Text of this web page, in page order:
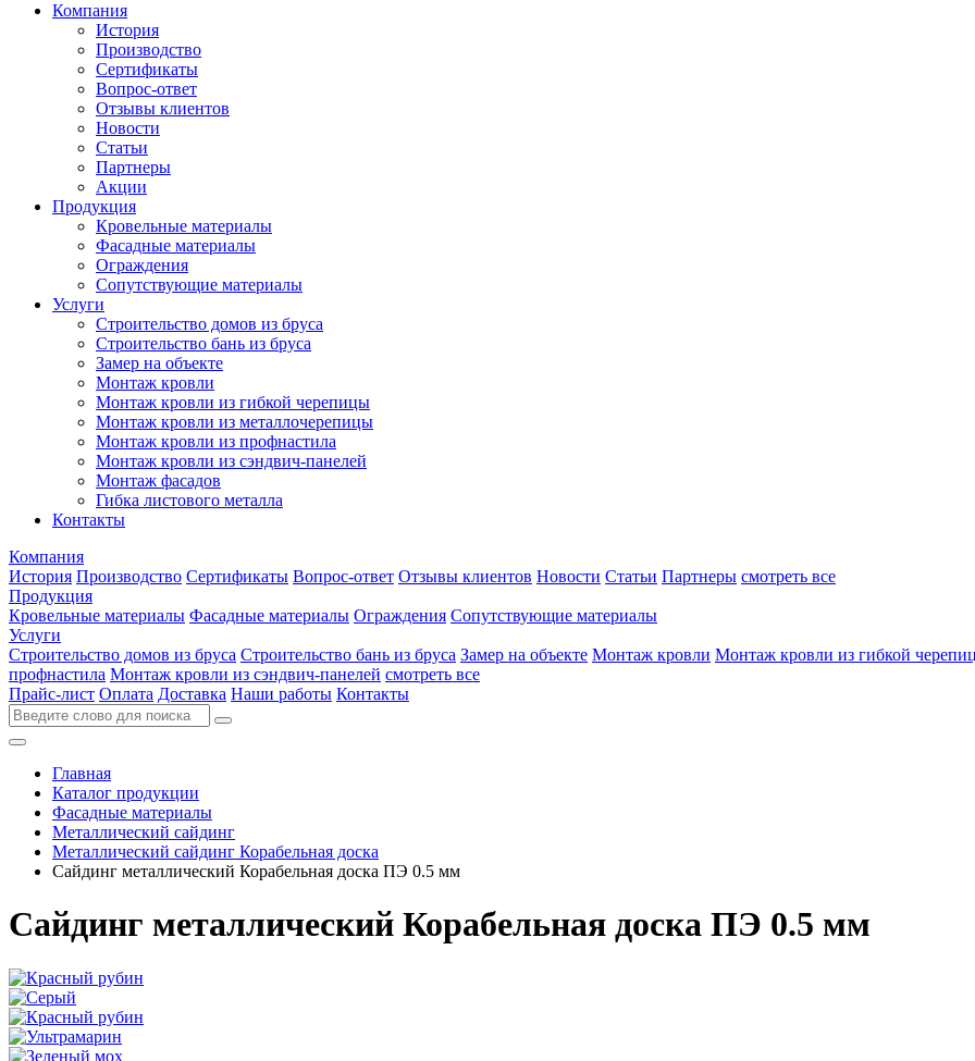
Компания
История
Производство
Сертификаты
Вопрос-ответ
Отзывы клиентов
Новости
Статьи
Партнеры
Акции
Продукция
Кровельные материалы
Фасадные материалы
Ограждения
Сопутствующие материалы
Услуги
Строительство домов из бруса
Строительство бань из бруса
Замер на объекте
Монтаж кровли
Монтаж кровли из гибкой черепицы
Монтаж кровли из металлочерепицы
Монтаж кровли из профнастила
Монтаж кровли из сэндвич-панелей
Монтаж фасадов
Гибка листового металла
Контакты
Компания
История Производство Сертификаты Вопрос-ответ Отзывы клиентов Новости Статьи Партнеры смотреть все
Продукция
Кровельные материалы Фасадные материалы Ограждения Сопутствующие материалы
Услуги
Строительство домов из бруса Строительство бань из бруса Замер на объекте Монтаж кровли Монтаж кровли из гибкой
профнастила Монтаж кровли из сэндвич-панелей смотреть все
Прайс-лист Оплата Доставка Наши работы Контакты
Главная
Каталог продукции
Фасадные материалы
Металлический сайдинг
Металлический сайдинг Корабельная доска
Сайдинг металлический Корабельная доска ПЭ 0.5 мм
Сайдинг металлический Корабельная доска ПЭ 0.5 мм